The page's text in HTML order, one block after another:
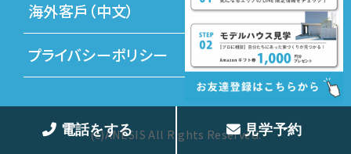
海外客戶（中文）
プライバシーポリシー
(c)ANESIS All Rights Reserved.
電話をする 見学予約